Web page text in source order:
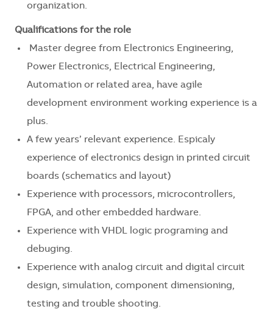
organization.
Qualifications for the role
Master degree from Electronics Engineering,
Power Electronics, Electrical Engineering,
Automation or related area, have agile
development environment working experience is a
plus.
A few years’ relevant experience. Espicaly
experience of electronics design in printed circuit
boards (schematics and layout)
Experience with processors, microcontrollers,
FPGA, and other embedded hardware.
Experience with VHDL logic programing and
debuging.
Experience with analog circuit and digital circuit
design, simulation, component dimensioning,
testing and trouble shooting.